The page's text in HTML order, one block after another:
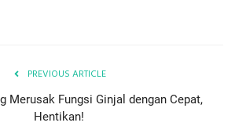
PREVIOUS ARTICLE
Merusak Fungsi Ginjal dengan Cepat,
Hentikan!